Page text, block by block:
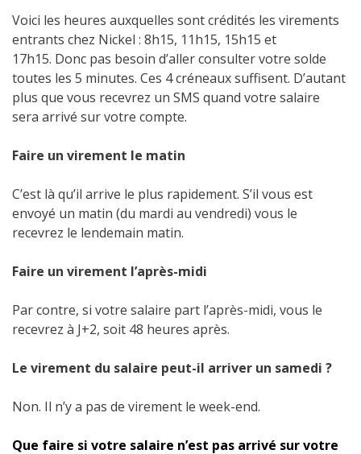
Voici les heures auxquelles sont crédités les virements
entrants chez Nickel : 8h15, 11h15, 15h15 et
17h15. Donc pas besoin d’aller consulter votre solde
toutes les 5 minutes. Ces 4 créneaux suffisent. D’autant
plus que vous recevrez un SMS quand votre salaire
sera arrivé sur votre compte.
Faire un virement le matin
C’est là qu’il arrive le plus rapidement. S’il vous est
envoyé un matin (du mardi au vendredi) vous le
recevrez le lendemain matin.
Faire un virement l’après-midi
Par contre, si votre salaire part l’après-midi, vous le
recevrez à J+2, soit 48 heures après.
Le virement du salaire peut-il arriver un samedi ?
Non. Il n’y a pas de virement le week-end.
Que faire si votre salaire n’est pas arrivé sur votre